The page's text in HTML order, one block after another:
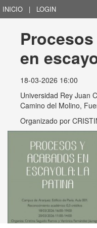
INICIO | LOGIN
en
18-03-2026 16:00
Universidad Rey Juan
Camino del Molino,
Organizado por